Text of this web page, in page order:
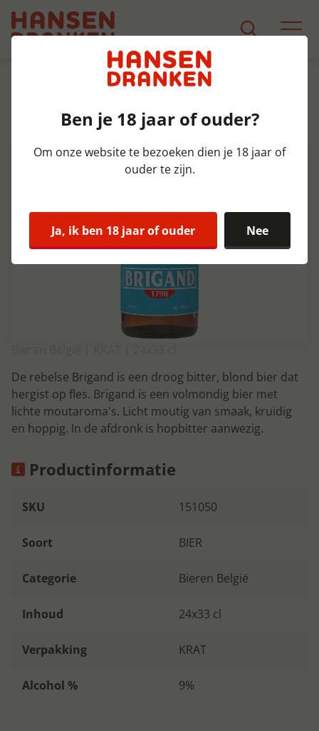
Product Detail
Brigand Krat 24x33 cl 9%
De rebelse Brigand is een droog bitter, blond bier dat
hergist op fles. Brigand is een volmondig bier met
lichte moutaroma's. Licht moutig van smaak, kruidig
en hoppig. In de afdronk is hopbitter aanwezig.
Productinformatie
SKU 151050
Soort BIER
Categorie Bieren België
Inhoud 24x33 cl
Verpakking KRAT
Alcohol % 9%
Ben je 18 jaar of ouder?
Om onze website te bezoeken dien je 18 jaar of
ouder te zijn.
Ja, ik ben 18 jaar of ouder Nee